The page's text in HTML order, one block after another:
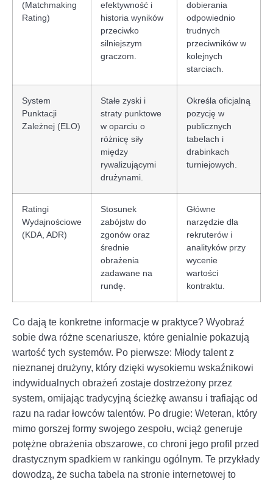
(Matchmaking
Rating)
efektywność i
historia wyników
przeciwko
silniejszym
graczom.
dobierania
odpowiednio
trudnych
przeciwników w
kolejnych
starciach.
System
Punktacji
Zależnej (ELO)
Stałe zyski i
straty punktowe
w oparciu o
różnicę siły
między
rywalizującymi
drużynami.
Określa oficjalną
pozycję w
publicznych
tabelach i
drabinkach
turniejowych.
Ratingi
Wydajnościowe
(KDA, ADR)
Stosunek
zabójstw do
zgonów oraz
średnie
obrażenia
zadawane na
rundę.
Główne
narzędzie dla
rekruterów i
analityków przy
wycenie
wartości
kontraktu.
Co dają te konkretne informacje w praktyce? Wyobraź
sobie dwa różne scenariusze, które genialnie pokazują
wartość tych systemów. Po pierwsze: Młody talent z
nieznanej drużyny, który dzięki wysokiemu wskaźnikowi
indywidualnych obrażeń zostaje dostrzeżony przez
system, omijając tradycyjną ścieżkę awansu i trafiając od
razu na radar łowców talentów. Po drugie: Weteran, który
mimo gorszej formy swojego zespołu, wciąż generuje
potężne obrażenia obszarowe, co chroni jego profil przed
drastycznym spadkiem w rankingu ogólnym. Te przykłady
dowodzą, że sucha tabela na stronie internetowej to